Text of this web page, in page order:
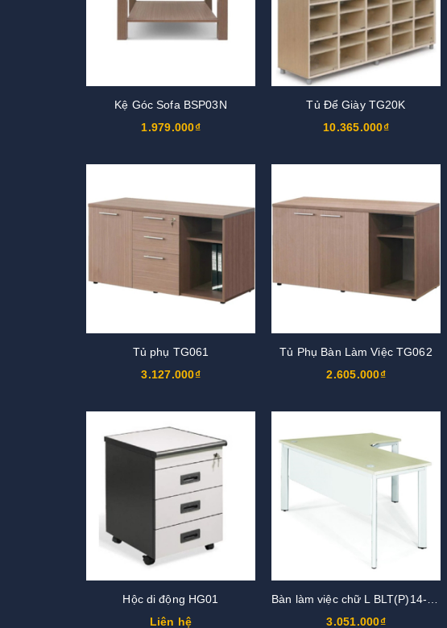
Kệ Góc Sofa BSP03N
1.979.000₫
Tủ Để Giày TG20K
10.365.000₫
Tủ phụ TG061
3.127.000₫
Tủ Phụ Bàn Làm Việc TG062
2.605.000₫
Hộc di động HG01
Liên hệ
3.051.000₫